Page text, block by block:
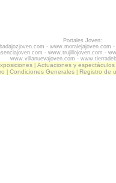
Portales Joven:
- www.moralejajoven.com -
- www.trujillojoven.com -
www.villanuevajoven.com -
| Actuaciones y espectáculos
Condiciones Generales| Registro de